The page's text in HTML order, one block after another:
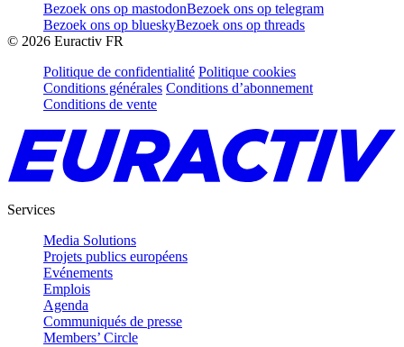
Bezoek ons op mastodonBezoek ons op telegram
Bezoek ons op blueskyBezoek ons op threads
© 2026 Euractiv FR
Politique de confidentialité Politique cookies
Conditions générales Conditions d’abonnement
Conditions de vente
Services
Media Solutions
Projets publics européens
Evénements
Emplois
Agenda
Communiqués de presse
Members’ Circle